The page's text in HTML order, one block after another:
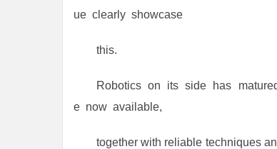
ue clearly showcase
this.
Robotics on its side has
e now available,
together with reliable techniques